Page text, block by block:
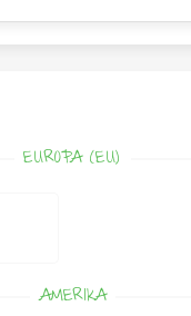
EUROPA (EU)
AMERIKA